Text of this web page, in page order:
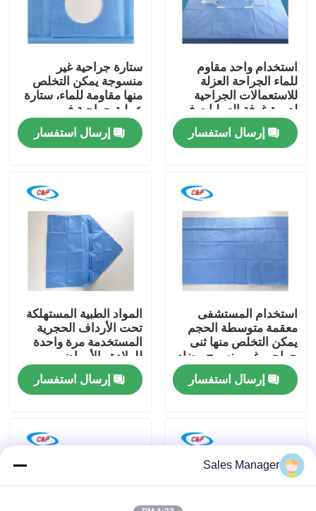
المنزل
المنتجات
حولنا
جولة في المصنع
مراقبة الجودة
أخبار
استخدام واحد مقاوم
للماء الجراحة العزلة
للاستعمالات الجراحية
لدورة غرفة العمليات في
المستشفى
إرسال استفسار
ستارة جراحية غير
منسوجة يمكن التخلص
منها مقاومة للماء، ستارة
عملية جراحية في
المستشفى
إرسال استفسار
استخدام المستشفى
معقمة متوسطة الحجم
يمكن التخلص منها ثنى
جراحي غير منسوج مضاد
للسائل غطاء جراحي
إرسال استفسار
المواد الطبية المستهلكة
تحت الأرداف الحجرية
المستخدمة مرة واحدة
للولادة والأمراض
النسائية
إرسال استفسار
Sales Manager